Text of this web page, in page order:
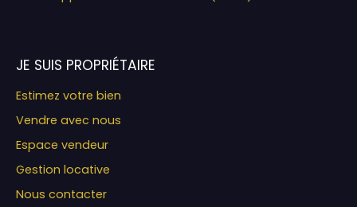
JE SUIS PROPRIÉTAIRE
Estimez votre bien
Vendre avec nous
Espace vendeur
Gestion locative
Nous contacter